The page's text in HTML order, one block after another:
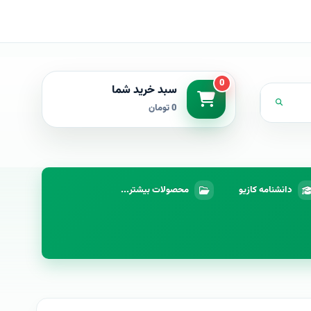
0 سبد خرید شما
0 تومان
دانشنامه کازیو محصولات بیشتر...